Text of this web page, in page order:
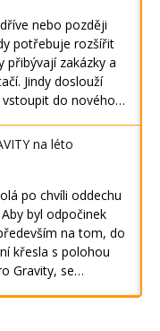
nebo později
potřebuje rozšířit
přibývají zakázky a
Jindy doslouží
do nového…
na léto
po chvíli oddechu
byl odpočinek
na tom, do
křesla s polohou
Gravity, se…